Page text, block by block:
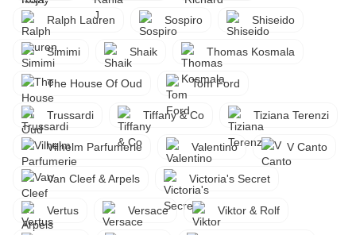
Ralph Lauren Sospiro Shiseido
Simimi Shaik Thomas Kosmala
The House Of Oud Tom Ford
Trussardi Tiffany & Co Tiziana Terenzi
Vilhelm Parfumerie Valentino V Canto
Van Cleef & Arpels Victoria's Secret
Vertus Versace Viktor & Rolf